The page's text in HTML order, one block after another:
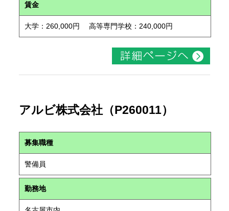
賃金
大学：260,000円 高等専門学校：240,000円
アルビ株式会社（P260011）
募集職種
警備員
勤務地